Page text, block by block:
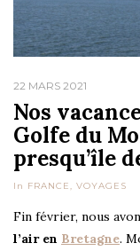
22 MARS 2021
Nos
Golfe du
presqu’île
In FRANCE, VOYAGES
Fin février, nous
l’air en Bretagne.